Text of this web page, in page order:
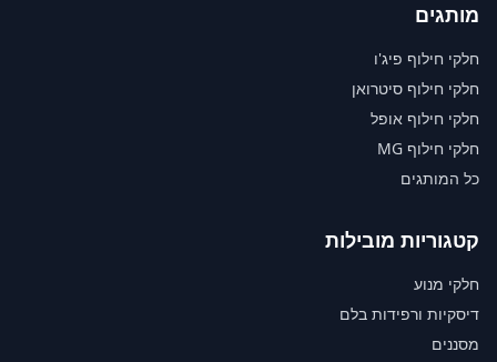
מותגים
חלקי חילוף פיג'ו
חלקי חילוף סיטרואן
חלקי חילוף אופל
חלקי חילוף MG
כל המותגים
קטגוריות מובילות
חלקי מנוע
דיסקיות ורפידות בלם
מסננים